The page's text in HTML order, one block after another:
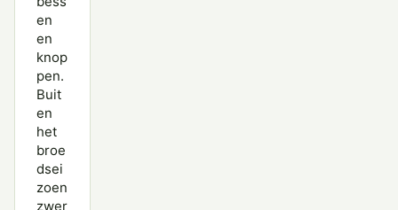
en
en
knop
pen.
Buit
en
het
broe
dsei
zoen
zwer